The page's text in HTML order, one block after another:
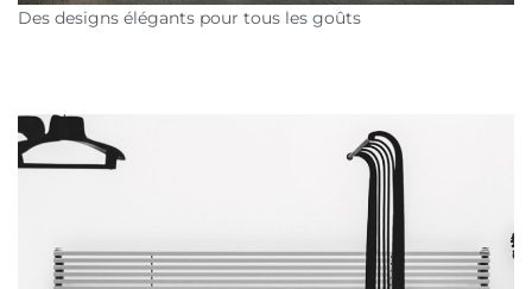
Des designs élégants pour tous les goûts